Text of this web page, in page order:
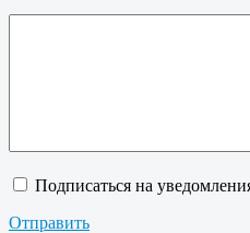
Подписаться на
Отправить